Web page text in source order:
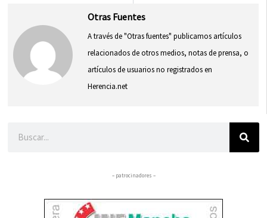
Otras Fuentes
A través de "Otras fuentes" publicamos artículos
relacionados de otros medios, notas de prensa, o
artículos de usuarios no registrados en
Herencia.net
– patrocinadores –